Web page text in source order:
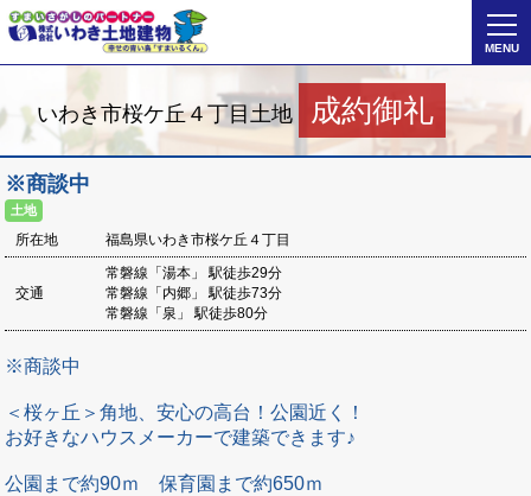
MENU
いわき市桜ケ丘４丁目土地
※商談中
土地
所在地 福島県いわき市桜ケ丘４丁目
交通
常磐線「湯本」 駅徒歩29分
常磐線「内郷」 駅徒歩73分
常磐線「泉」 駅徒歩80分
※商談中
＜桜ヶ丘＞角地、安心の高台！公園近く！
お好きなハウスメーカーで建築できます♪
公園まで約90ｍ 保育園まで約650ｍ